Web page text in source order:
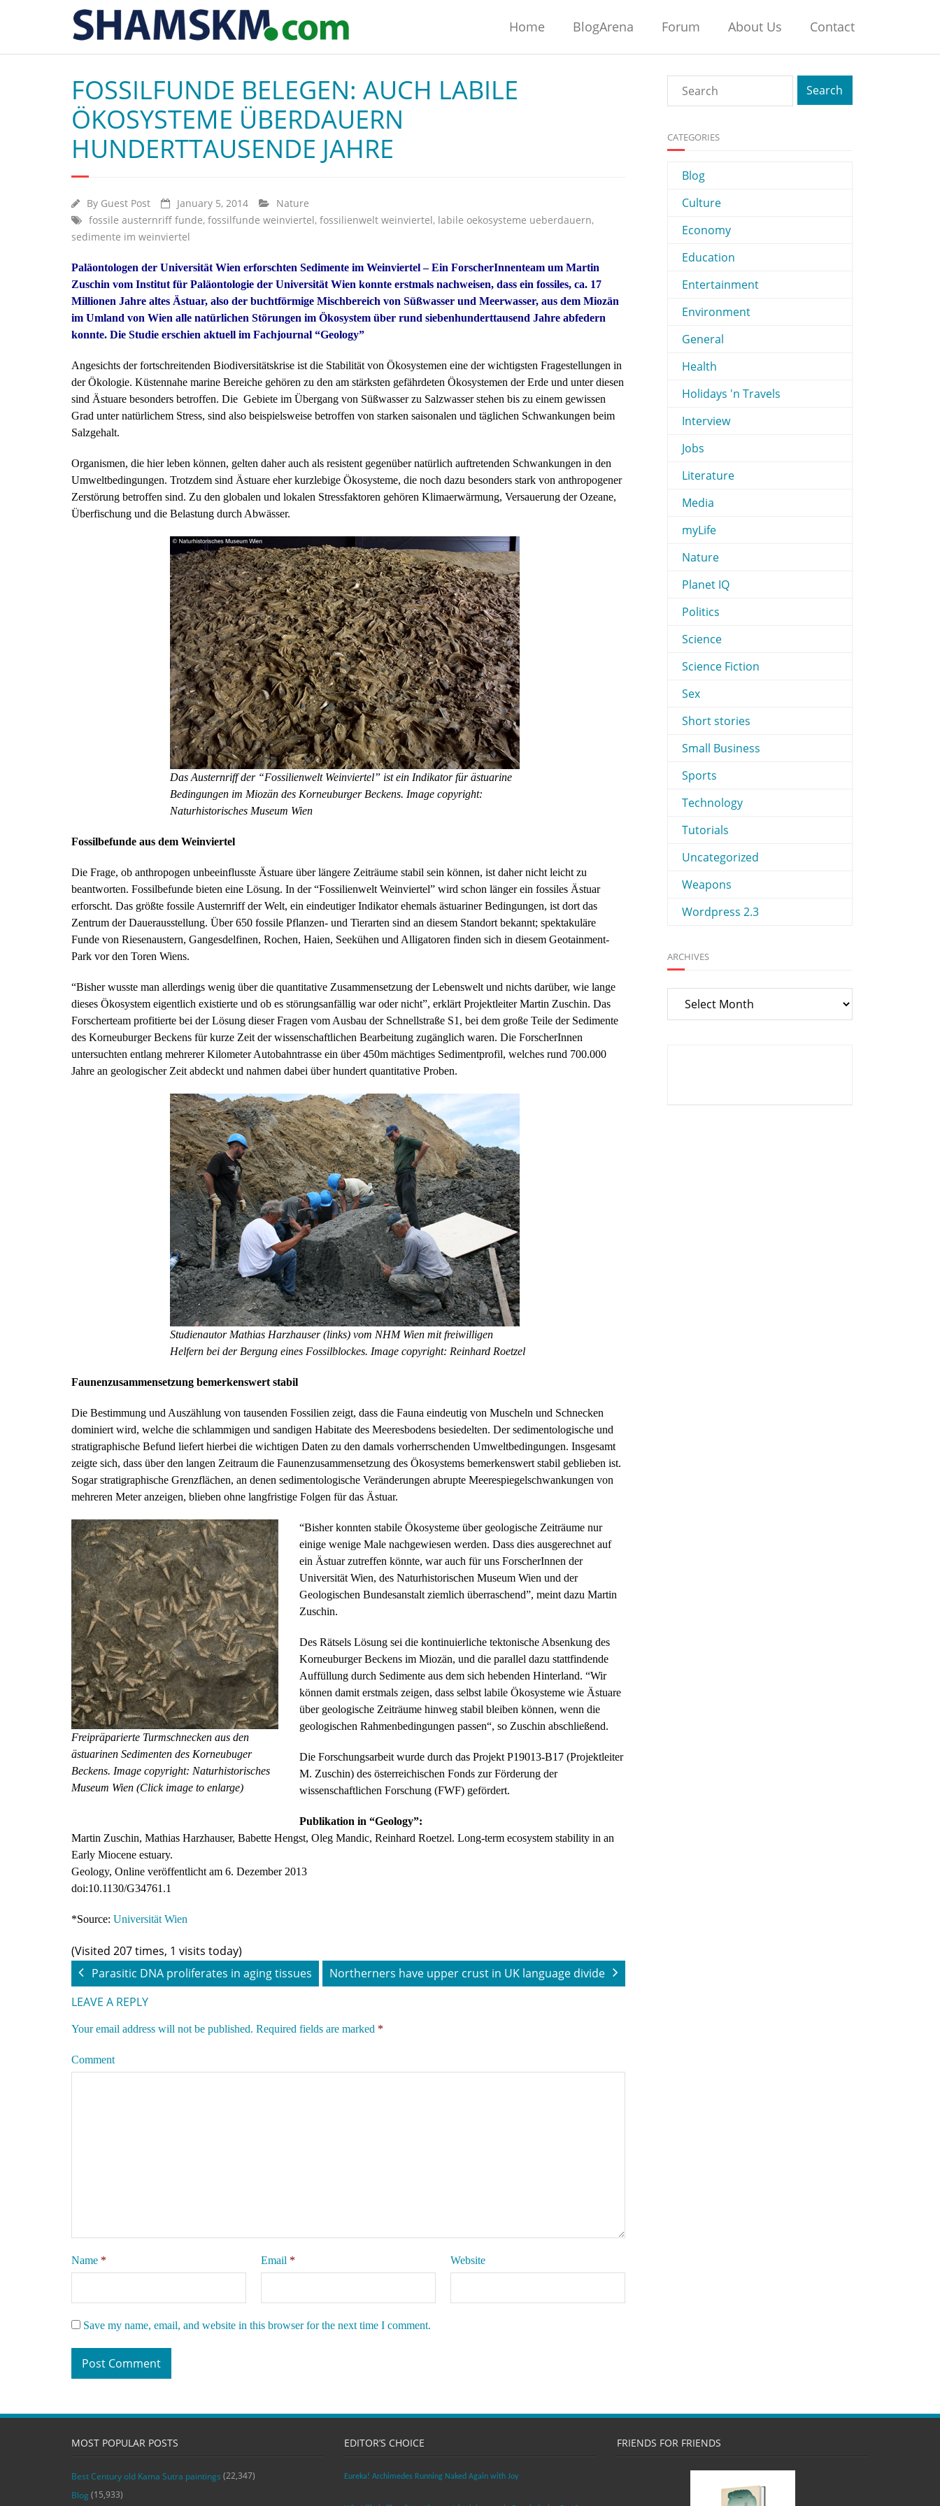
Home BlogArena Forum About Us Contact
FOSSILFUNDE BELEGEN: AUCH LABILE
ÖKOSYSTEME ÜBERDAUERN
HUNDERTTAUSENDE JAHRE
By Guest Post January 5, 2014
Nature
fossile austernriff funde, fossilfunde weinviertel, fossilienwelt weinviertel, labile oekosysteme ueberdauern,
sedimente im weinviertel
Paläontologen der Universität Wien erforschten Sedimente im Weinviertel – Ein ForscherInnenteam um Martin
Zuschin vom Institut für Paläontologie der Universität Wien konnte erstmals nachweisen, dass ein fossiles, ca. 17
Millionen Jahre altes Ästuar, also der buchtförmige Mischbereich von Süßwasser und Meerwasser, aus dem Miozän
im Umland von Wien alle natürlichen Störungen im Ökosystem über rund siebenhunderttausend Jahre abfedern
konnte. Die Studie erschien aktuell im Fachjournal “Geology”
Angesichts der fortschreitenden Biodiversitätskrise ist die Stabilität von Ökosystemen eine der wichtigsten Fragestellungen in
der Ökologie. Küstennahe marine Bereiche gehören zu den am stärksten gefährdeten Ökosystemen der Erde und unter diesen
sind Ästuare besonders betroffen. Die Gebiete im Übergang von Süßwasser zu Salzwasser stehen bis zu einem gewissen
Grad unter natürlichem Stress, sind also beispielsweise betroffen von starken saisonalen und täglichen Schwankungen beim
Salzgehalt.
Organismen, die hier leben können, gelten daher auch als resistent gegenüber natürlich auftretenden Schwankungen in den
Umweltbedingungen. Trotzdem sind Ästuare eher kurzlebige Ökosysteme, die noch dazu besonders stark von anthropogener
Zerstörung betroffen sind. Zu den globalen und lokalen Stressfaktoren gehören Klimaerwärmung, Versauerung der Ozeane,
Überfischung und die Belastung durch Abwässer.
Das Austernriff der “Fossilienwelt Weinviertel” ist ein Indikator für ästuarine
Bedingungen im Miozän des Korneuburger Beckens. Image copyright:
Naturhistorisches Museum Wien
Fossilbefunde aus dem Weinviertel
Die Frage, ob anthropogen unbeeinflusste Ästuare über längere Zeiträume stabil sein können, ist daher nicht leicht zu
beantworten. Fossilbefunde bieten eine Lösung. In der “Fossilienwelt Weinviertel” wird schon länger ein fossiles Ästuar
erforscht. Das größte fossile Austernriff der Welt, ein eindeutiger Indikator ehemals ästuariner Bedingungen, ist dort das
Zentrum der Dauerausstellung. Über 650 fossile Pflanzen- und Tierarten sind an diesem Standort bekannt; spektakuläre
Funde von Riesenaustern, Gangesdelfinen, Rochen, Haien, Seekühen und Alligatoren finden sich in diesem Geotainment-
Park vor den Toren Wiens.
“Bisher wusste man allerdings wenig über die quantitative Zusammensetzung der Lebenswelt und nichts darüber, wie lange
dieses Ökosystem eigentlich existierte und ob es störungsanfällig war oder nicht”, erklärt Projektleiter Martin Zuschin. Das
Forscherteam profitierte bei der Lösung dieser Fragen vom Ausbau der Schnellstraße S1, bei dem große Teile der Sedimente
des Korneuburger Beckens für kurze Zeit der wissenschaftlichen Bearbeitung zugänglich waren. Die ForscherInnen
untersuchten entlang mehrerer Kilometer Autobahntrasse ein über 450m mächtiges Sedimentprofil, welches rund 700.000
Jahre an geologischer Zeit abdeckt und nahmen dabei über hundert quantitative Proben.
Studienautor Mathias Harzhauser (links) vom NHM Wien mit freiwilligen
Helfern bei der Bergung eines Fossilblockes. Image copyright: Reinhard Roetzel
Faunenzusammensetzung bemerkenswert stabil
Die Bestimmung und Auszählung von tausenden Fossilien zeigt, dass die Fauna eindeutig von Muscheln und Schnecken
dominiert wird, welche die schlammigen und sandigen Habitate des Meeresbodens besiedelten. Der sedimentologische und
stratigraphische Befund liefert hierbei die wichtigen Daten zu den damals vorherrschenden Umweltbedingungen. Insgesamt
zeigte sich, dass über den langen Zeitraum die Faunenzusammensetzung des Ökosystems bemerkenswert stabil geblieben ist.
Sogar stratigraphische Grenzflächen, an denen sedimentologische Veränderungen abrupte Meerespiegelschwankungen von
mehreren Meter anzeigen, blieben ohne langfristige Folgen für das Ästuar.
Freipräparierte Turmschnecken aus den
ästuarinen Sedimenten des Korneubuger
Beckens. Image copyright: Naturhistorisches
Museum Wien (Click image to enlarge)
“Bisher konnten stabile Ökosysteme über geologische Zeiträume nur
einige wenige Male nachgewiesen werden. Dass dies ausgerechnet auf
ein Ästuar zutreffen könnte, war auch für uns ForscherInnen der
Universität Wien, des Naturhistorischen Museum Wien und der
Geologischen Bundesanstalt ziemlich überraschend”, meint dazu Martin
Zuschin.
Des Rätsels Lösung sei die kontinuierliche tektonische Absenkung des
Korneuburger Beckens im Miozän, und die parallel dazu stattfindende
Auffüllung durch Sedimente aus dem sich hebenden Hinterland. “Wir
können damit erstmals zeigen, dass selbst labile Ökosysteme wie Ästuare
über geologische Zeiträume hinweg stabil bleiben können, wenn die
geologischen Rahmenbedingungen passen“, so Zuschin abschließend.
Die Forschungsarbeit wurde durch das Projekt P19013-B17 (Projektleiter
M. Zuschin) des österreichischen Fonds zur Förderung der
wissenschaftlichen Forschung (FWF) gefördert.
Publikation in “Geology”:
Martin Zuschin, Mathias Harzhauser, Babette Hengst, Oleg Mandic, Reinhard Roetzel. Long-term ecosystem stability in an
Early Miocene estuary.
Geology, Online veröffentlicht am 6. Dezember 2013
doi:10.1130/G34761.1
*Source: Universität Wien
(Visited 207 times, 1 visits today)
Parasitic DNA proliferates in aging tissues
Northerners have upper crust in UK language divide
LEAVE A REPLY
Your email address will not be published. Required fields are marked *
Comment
Name * Email * Website
Save my name, email, and website in this browser for the next time I comment.
CATEGORIES
Blog
Culture
Economy
Education
Entertainment
Environment
General
Health
Holidays 'n Travels
Interview
Jobs
Literature
Media
myLife
Nature
Planet IQ
Politics
Science
Science Fiction
Sex
Short stories
Small Business
Sports
Technology
Tutorials
Uncategorized
Weapons
Wordpress 2.3
ARCHIVES
Archives
MOST POPULAR POSTS
Best Century old Kama Sutra paintings (22,347)
Blog (15,933)
EDITOR’S CHOICE
Eureka! Archimedes Running Naked Again with Joy
FRIENDS FOR FRIENDS